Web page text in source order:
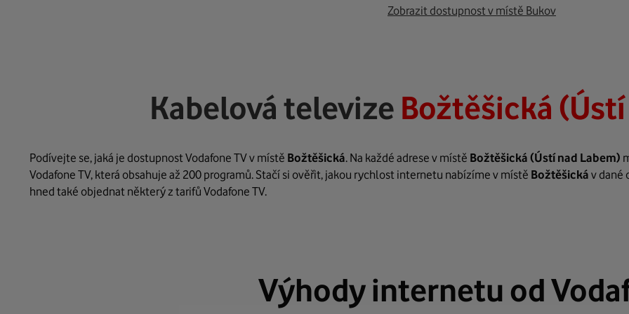
Zobrazit dostupnost v místě Bukov
Kabelová televize Božtěšická
Podívejte se, jaká je dostupnost Vodafone TV v místě Božtěšická. Na každé adrese v místě Božtěšická (Ústí nad Labem)
Vodafone TV, která obsahuje až 200 programů. Stačí si ověřit, jakou rychlost internetu nabízíme v místě Božtěšická v dané
hned také objednat některý z tarifů Vodafone TV.
Výhody internetu od